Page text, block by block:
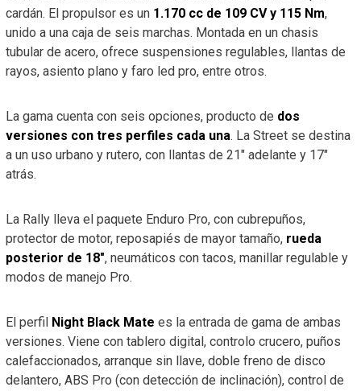
cardán. El propulsor es un 1.170 cc de 109 CV y 115 Nm,
unido a una caja de seis marchas. Montada en un chasis
tubular de acero, ofrece suspensiones regulables, llantas de
rayos, asiento plano y faro led pro, entre otros.
La gama cuenta con seis opciones, producto de dos
versiones con tres perfiles cada una. La Street se destina
a un uso urbano y rutero, con llantas de 21″ adelante y 17″
atrás.
La Rally lleva el paquete Enduro Pro, con cubrepuños,
protector de motor, reposapiés de mayor tamaño, rueda
posterior de 18″, neumáticos con tacos, manillar regulable y
modos de manejo Pro.
El perfil Night Black Mate es la entrada de gama de ambas
versiones. Viene con tablero digital, controlo crucero, puños
calefaccionados, arranque sin llave, doble freno de disco
delantero, ABS Pro (con detección de inclinación), control de